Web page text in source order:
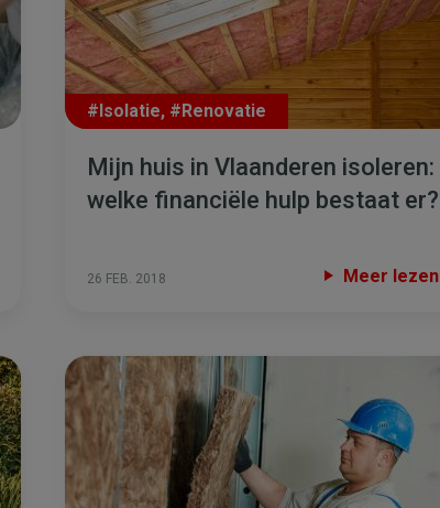
#Isolatie, #Renovatie
Mijn huis in Vlaanderen isoleren:
welke financiële hulp bestaat er?
26 FEB. 2018 Meer lezen